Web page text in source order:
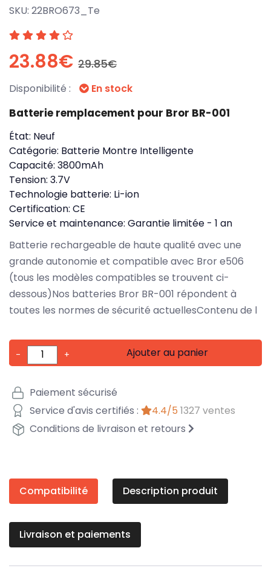
SKU: 22BRO673_Te
23.88€ 29.85€
Disponibilité : En stock
Batterie remplacement pour Bror BR-001
État: Neuf
Catégorie: Batterie Montre Intelligente
Capacité: 3800mAh
Tension: 3.7V
Technologie batterie: Li-ion
Certification: CE
Service et maintenance: Garantie limitée - 1 an
Batterie rechargeable de haute qualité avec une
grande autonomie et compatible avec Bror e506
(tous les modèles compatibles se trouvent ci-
dessous)Nos batteries Bror BR-001 répondent à
toutes les normes de sécurité actuellesContenu de l
- + Ajouter au panier
Paiement sécurisé
Service d'avis certifiés :
4.4/5 1327 ventes
Conditions de livraison et retours
Compatibilité Description produit
Livraison et paiements